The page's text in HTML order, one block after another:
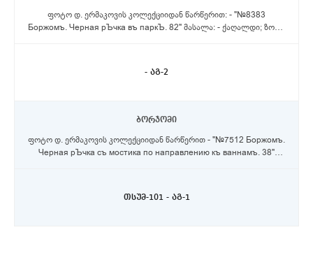
ფოტო დ. ერმაკოვის კოლექციიდან წარწერით: - "№8383
Боржомъ. Черная рЪчка въ паркЪ. 82" მასალა: - ქაღალდი; ზომა:
- აგ-2
ბორჯომი
ფოტო დ. ერმაკოვის კოლექციიდან წარწერით - "№7512 Боржомъ.
Черная рЪчка съ мостика по направлению къ ваннамъ. 38"
თსუმ-101 - აგ-1